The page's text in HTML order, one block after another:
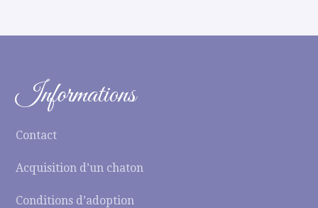
Informations
Contact
Acquisition d’un chaton
Conditions d’adoption